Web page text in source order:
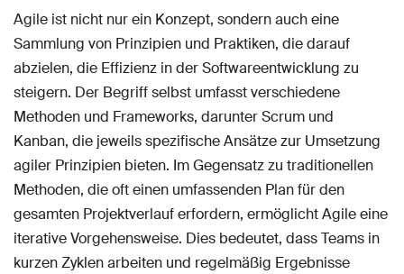
Agile ist nicht nur ein Konzept, sondern auch eine
Sammlung von Prinzipien und Praktiken, die darauf
abzielen, die Effizienz in der Softwareentwicklung zu
steigern. Der Begriff selbst umfasst verschiedene
Methoden und Frameworks, darunter Scrum und
Kanban, die jeweils spezifische Ansätze zur Umsetzung
agiler Prinzipien bieten. Im Gegensatz zu traditionellen
Methoden, die oft einen umfassenden Plan für den
gesamten Projektverlauf erfordern, ermöglicht Agile eine
iterative Vorgehensweise. Dies bedeutet, dass Teams in
kurzen Zyklen arbeiten und regelmäßig Ergebnisse